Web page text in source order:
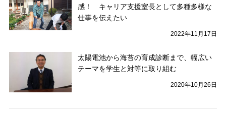
感！ キャリア支援室長として多種多様な
仕事を伝えたい
2022年11月17日
太陽電池から海苔の育成診断まで、幅広い
テーマを学生と対等に取り組む
2020年10月26日